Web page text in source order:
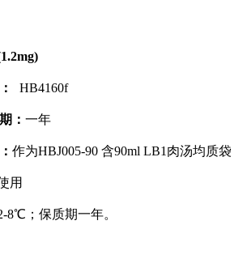
HB4160f
： 一年
作为HBJ005-90 含90ml LB1肉汤均质袋
用
8℃；保质期一年。